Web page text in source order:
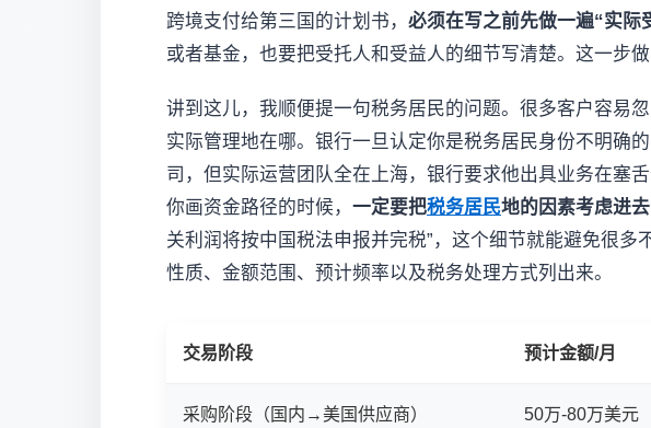
跨境支付给第三国的计划书， 必须在写之前先做一遍“实际
或者基金，也要把受托人和受益人的细节写清楚。这一步
讲到这儿，我顺便提一句税务居民的问题。很多客户容易
实际管理地在哪。银行一旦认定你是税务居民身份不明确
司，但实际运营团队全在上海，银行要求他出具业务在塞
你画资金路径的时候， 一定要把税务居民地的因素考虑进
关利润将按中国税法申报并完税”，这个细节就能避免很
性质、金额范围、预计频率以及税务处理方式列出来。
交易阶段 预计金额/月
采购阶段（国内→美国供应商） 50万-80万美元